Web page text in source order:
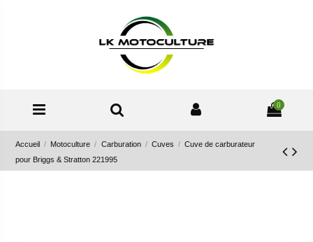
0
Accueil Motoculture Carburation Cuves
Cuve de carburateur
pour Briggs & Stratton 221995